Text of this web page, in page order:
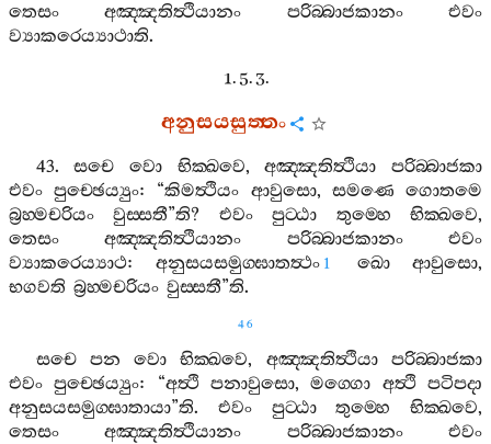
තෙසං
අඤ‍්ඤතිත්‍ථියානං පරිබ‍්බාජකානං
එවං
ව්‍යාකරෙය්‍යාථාති.
1. 5. 3.
අනුසයසුත‍්තං
43.සචෙ වො භික‍්ඛවෙ,අඤ‍්ඤතිත්‍ථියා
පරිබ‍්බාජකා
එවං පුච‍්ඡෙය්‍යුං: “කිමත්‍ථියං ආවුසො, සමණෙ ගොතමෙ
බ්‍රහ‍්මචරියං
වුස‍්සතී”ති? එවං පුට‍්ඨා තුම‍්හෙ භික‍්ඛවෙ,
තෙසං
අඤ‍්ඤතිත්‍ථියානං පරිබ‍්බාජකානං
එවං
ව්‍යාකරෙය්‍යාථ:අනුසයසමුග‍්ඝාතත්‍ථං 1 ඛො ආවුසො,
භගවති බ්‍රහ‍්මචරියං වුස‍්සතී”ති.
46
සචෙ පන වො භික‍්ඛවෙ, අඤ‍්ඤතිත්‍ථියා
පරිබ‍්බාජකා
එවං පුච‍්ඡෙය්‍යුං: “අත්‍ථි පනාවුසො,මග‍්ගො අත්‍ථි පටිපදා
අනුසයසමුග‍්ඝාතායා”ති. එවං පුට‍්ඨා තුම‍්හෙ භික‍්ඛවෙ,
තෙසං
අඤ‍්ඤතිත්‍ථියානං පරිබ‍්බාජකානං
එවං